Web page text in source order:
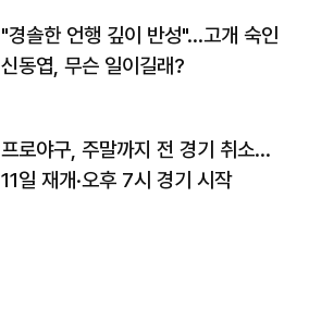
"경솔한 언행 깊이 반성"…고개 숙인
신동엽, 무슨 일이길래?
프로야구, 주말까지 전 경기 취소…
11일 재개·오후 7시 경기 시작